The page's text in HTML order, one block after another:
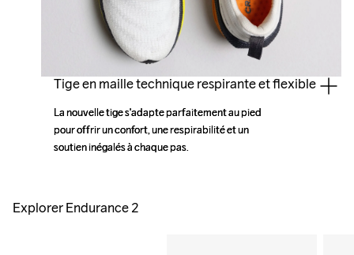
Tige en maille technique respirante et flexible
La nouvelle tige s'adapte parfaitement au pied
pour offrir un confort, une respirabilité et un
soutien inégalés à chaque pas.
La nouvelle tige s'adapte parfaitement au pied
pour offrir un confort, une respirabilité et un
soutien inégalés à chaque pas.
Explorer Endurance 2